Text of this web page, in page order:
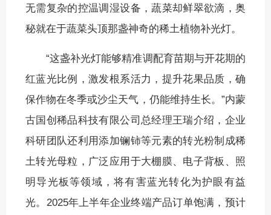
无需复杂的控温调湿设备，蔬菜却鲜翠欲滴，奥
秘就在于蔬菜头顶那盏神奇的稀土植物补光灯。
“这盏补光灯能够精准调配育苗期与开花期的
红蓝光比例，激发根系活力，提升花果品质，确
保作物在冬季或沙尘天气，仍能维持生长。”内蒙
古国创稀品科技有限公司总经理王瑞介绍，企业
科研团队还利用添加镧铈等元素的转光粉制成稀
土转光母粒，广泛应用于大棚膜、电子背板、照
明导光板等领域，将有害蓝光转化为护眼有益
光。2025年上半年企业终端产品订单饱满，预计